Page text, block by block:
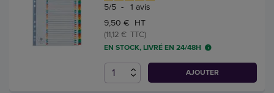
5/5 - 1 avis
9,50 € HT
(11,12 € TTC)
EN STOCK, LIVRÉ EN 24/48H
AJOUTER